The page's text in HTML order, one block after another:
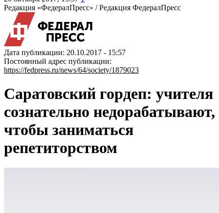
Редакция «ФедералПресс» /Редакция ФедералПресс
Дата публикации: 20.10.2017 - 15:57
Постоянный адрес публикации:
https://fedpress.ru/news/64/society/1879023
Саратовский гордеп: учителя
сознательно недорабатывают,
чтобы заниматься
репетиторством